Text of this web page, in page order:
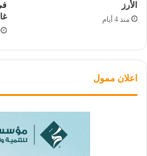
الأرز
منذ 4 أيام
اعلان ممول